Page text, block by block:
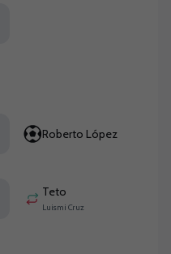
Roberto López
Teto
Luismi Cruz